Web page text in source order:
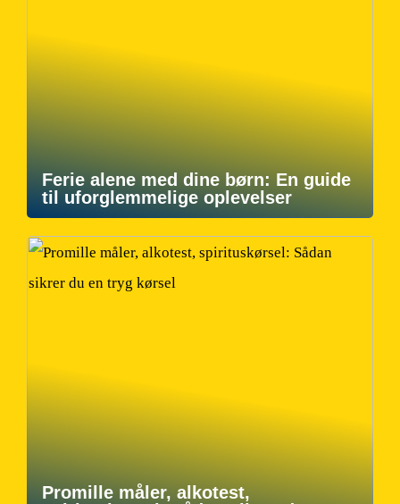
Ferie alene med dine børn: En guide
til uforglemmelige oplevelser
Promille måler, alkotest,